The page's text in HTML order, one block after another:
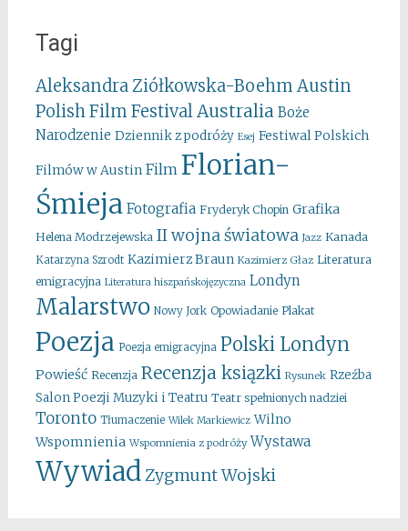
Tagi
Aleksandra Ziółkowska-Boehm Austin
Polish Film FestivalAustralia Boże
Narodzenie Dziennik z podróży Esej Festiwal Polskich
Filmów w Austin Film Florian-
Śmieja Fotografia Fryderyk Chopin Grafika
Helena Modrzejewska II wojna światowa Jazz Kanada
Katarzyna Szrodt Kazimierz Braun Kazimierz Głaz Literatura
emigracyjna Literatura hiszpańskojęzyczna Londyn
Malarstwo Nowy Jork Opowiadanie Plakat
Poezja Poezja emigracyjna Polski Londyn
Powieść Recenzja Recenzja ksiązki Rysunek Rzeźba
Salon Poezji Muzyki i Teatru Teatr spełnionych nadziei
Toronto Tłumaczenie Wilek Markiewicz Wilno
Wspomnienia Wspomnienia z podróży Wystawa
WywiadZygmunt Wojski